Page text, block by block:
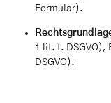
Formular).
1 lit. f. DSGVO),
DSGVO).